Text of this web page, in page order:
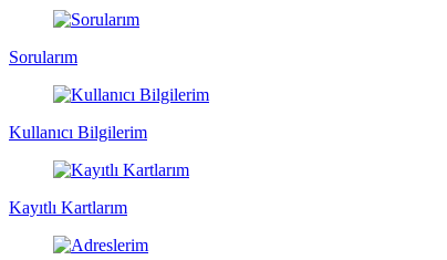
Sorularım
Kullanıcı Bilgilerim
Kayıtlı Kartlarım